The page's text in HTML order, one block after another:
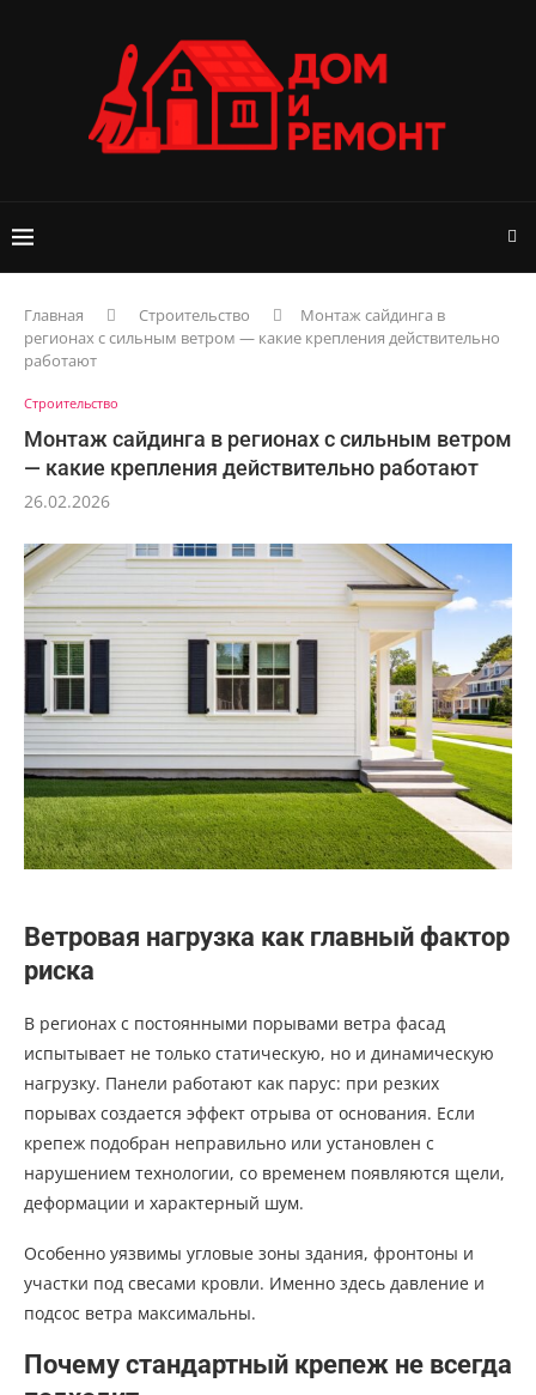
Главная Строительство
Монтаж сайдинга в
регионах с сильным ветром — какие крепления действительно
работают
Строительство
Монтаж сайдинга в регионах с сильным ветром
— какие крепления действительно работают
26.02.2026
Ветровая нагрузка как главный фактор
риска
В регионах с постоянными порывами ветра фасад
испытывает не только статическую, но и динамическую
нагрузку. Панели работают как парус: при резких
порывах создается эффект отрыва от основания. Если
крепеж подобран неправильно или установлен с
нарушением технологии, со временем появляются щели,
деформации и характерный шум.
Особенно уязвимы угловые зоны здания, фронтоны и
участки под свесами кровли. Именно здесь давление и
подсос ветра максимальны.
Почему стандартный крепеж не всегда